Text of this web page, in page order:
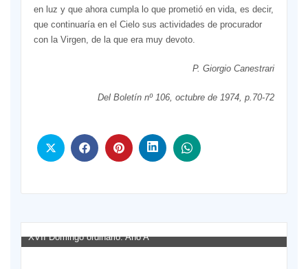
en luz y que ahora cumpla lo que prometió en vida, es decir,
que continuaría en el Cielo sus actividades de procurador
con la Virgen, de la que era muy devoto.
P. Giorgio Canestrari
Del Boletín nº 106, octubre de 1974, p.70-72
XVII Domingo ordinario. Año A